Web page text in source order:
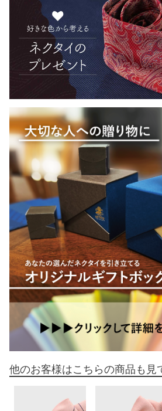
他のお客様はこちらの商品も見